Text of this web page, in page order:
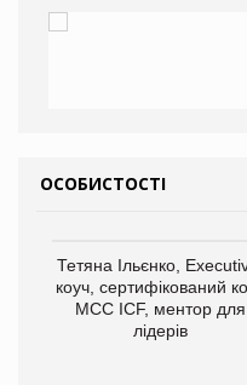
ОСОБИСТОСТІ
Тетяна Ільєнко,
коуч, сертифікований
МСС ICF, ментор для
лідерів